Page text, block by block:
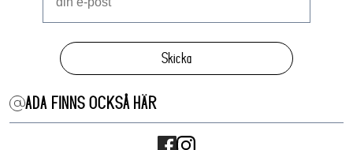
Skicka
ADA FINNS OCKSÅ HÄR